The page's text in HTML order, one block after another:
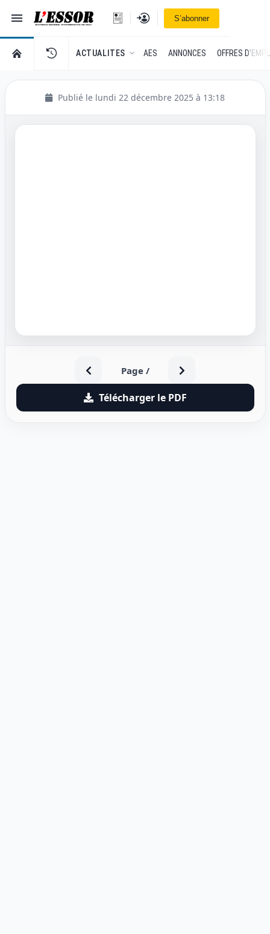
Navigation
L'Essor - retour à la une
Se connecterS’abonner
RETOUR À LA PAGE D’ACCUEIL DE L'ESSOR
ACTUALITES AES ANNONCES OFFRES
Publié le lundi 22 décembre 2025 à 13:18
Page /
Télécharger le PDF